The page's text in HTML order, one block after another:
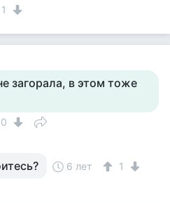
1
загорала, в этом тоже
0
6 лет 1